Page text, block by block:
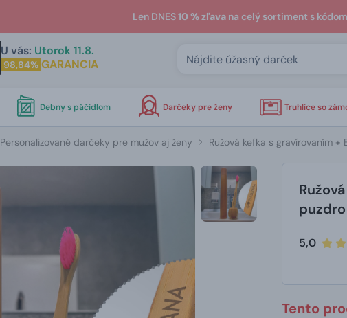
Len DNES10 % zľavana celý sortiment s kódom
U vás: Utorok 11.8.
98,84% GARANCIA
Debny s páčidlom Darčeky pre ženy Truhlice so
Personalizované darčeky pre mužov aj ženy Ružová kefka s gravírovaním
puzdro
5,0
Tento